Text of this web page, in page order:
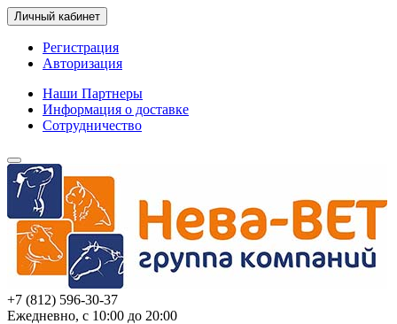
Личный кабинет
Регистрация
Авторизация
Наши Партнеры
Информация о доставке
Сотрудничество
+7 (812) 596-30-37
Ежедневно, с 10:00 до 20:00